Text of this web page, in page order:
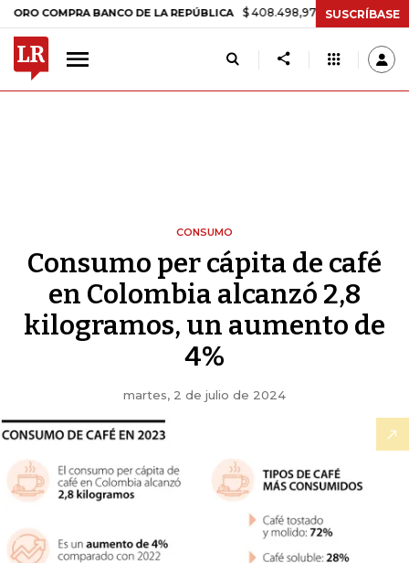
COMPRA BANCO DE LA REPÚBLICA $ 408.498,97 +$ 8.753,81 +2,19%
SUSCRÍBASE
CONSUMO
Consumo per cápita de café
en Colombia alcanzó 2,8
kilogramos, un aumento de
4%
martes, 2 de julio de 2024